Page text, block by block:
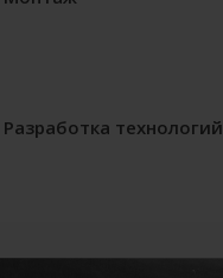
Разработка технологий